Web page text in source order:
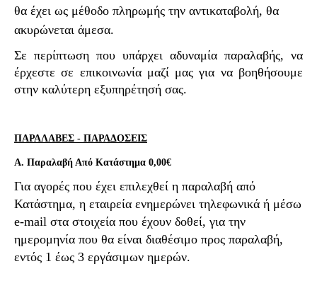
θα έχει ως μέθοδο πληρωμής την αντικαταβολή, θα
ακυρώνεται άμεσα.
Σε περίπτωση που υπάρχει αδυναμία παραλαβής, να
έρχεστε σε επικοινωνία μαζί μας για να βοηθήσουμε
στην καλύτερη εξυπηρέτησή σας.
ΠΑΡΑΛΑΒΕΣ - ΠΑΡΑΔΟΣΕΙΣ
Α. Παραλαβή Από Κατάστημα 0,00€
Για αγορές που έχει επιλεχθεί η παραλαβή από
Κατάστημα, η εταιρεία ενημερώνει τηλεφωνικά ή μέσω
e-mail στα στοιχεία που έχουν δοθεί, για την
ημερομηνία που θα είναι διαθέσιμο προς παραλαβή,
εντός 1 έως 3 εργάσιμων ημερών.